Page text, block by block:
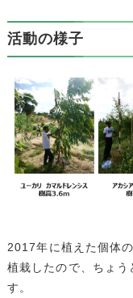
活動の様子
2017年に植えた個体
植栽したので、ちょう
す。